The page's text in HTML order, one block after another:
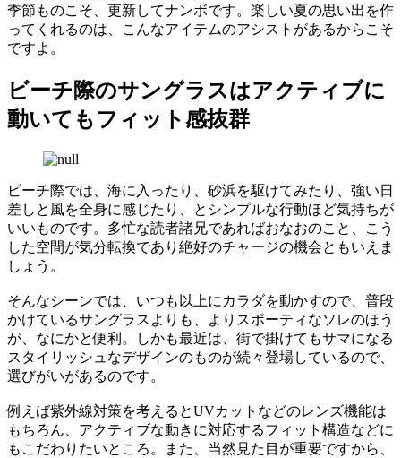
季節ものこそ、更新してナンボです。楽しい夏の思い出を作
ってくれるのは、こんなアイテムのアシストがあるからこそ
ですよ。
ビーチ際のサングラスはアクティブに
動いてもフィット感抜群
ビーチ際では、海に入ったり、砂浜を駆けてみたり、強い日
差しと風を全身に感じたり、とシンプルな行動ほど気持ちが
いいものです。多忙な読者諸兄であればおなおのこと、こう
した空間が気分転換であり絶好のチャージの機会ともいえま
しょう。
そんなシーンでは、いつも以上にカラダを動かすので、普段
かけているサングラスよりも、よりスポーティなソレのほう
が、なにかと便利。しかも最近は、街で掛けてもサマになる
スタイリッシュなデザインのものが続々登場しているので、
選びがいがあるのです。
例えば紫外線対策を考えるとUVカットなどのレンズ機能は
もちろん、アクティブな動きに対応するフィット構造などに
もこだわりたいところ。また、当然見た目が重要ですから、